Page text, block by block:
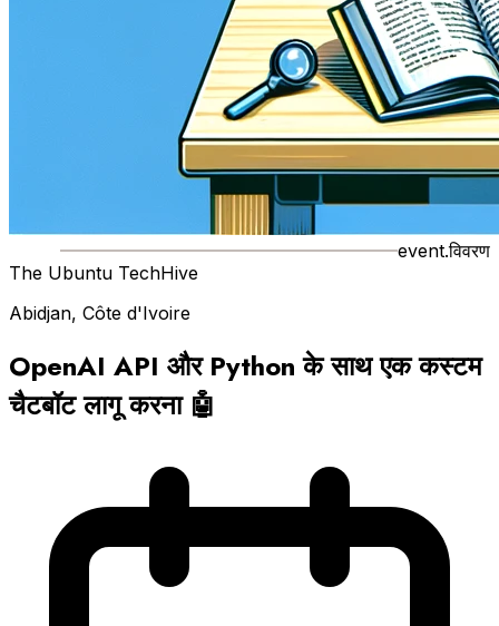
event.विवरण
The Ubuntu TechHive
Abidjan, Côte d'Ivoire
OpenAI API और Python के साथ एक कस्टम
चैटबॉट लागू करना 🤖